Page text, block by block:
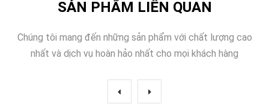
SẢN PHẨM LIÊN QUAN
Chúng tôi mang đến những sản phẩm với chất lượng cao
nhất và dịch vụ hoàn hảo nhất cho mọi khách hàng